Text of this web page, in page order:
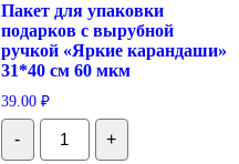
Пакет для упаковки
подарков с вырубной
ручкой «Яркие карандаши»
31*40 см 60 мкм
39.00 ₽
-
Количество
Пакет
+